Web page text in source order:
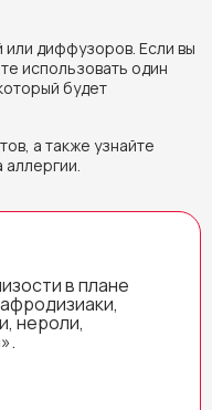
или диффузоров. Если вы
использовать один
будет
а также узнайте
в плане
нероли,